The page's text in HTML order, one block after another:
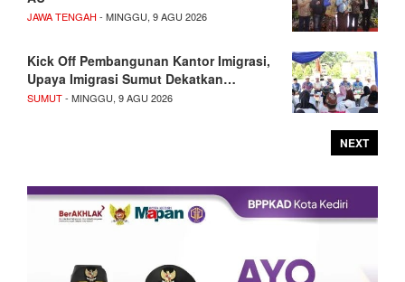
JAWA TENGAH - MINGGU, 9 AGU 2026
Kick Off Pembangunan Kantor Imigrasi,
Upaya Imigrasi Sumut Dekatkan…
SUMUT- MINGGU, 9 AGU 2026
NEXT